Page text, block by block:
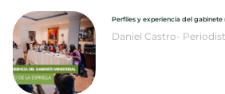
Perfiles y experiencia del gabinete
Daniel Castro-